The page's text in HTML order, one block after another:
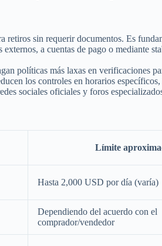
retiros sin requerir documentos. Es
a cuentas de pago o mediante
políticas más laxas en verificaciones
los controles en horarios
sociales oficiales y foros
Límite
Hasta 2,000 USD por día (varía)
Dependiendo del acuerdo con el
comprador/vendedor